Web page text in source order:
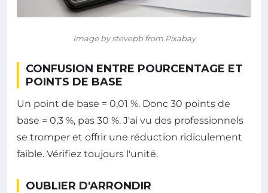
Image by stevepb from Pixabay
CONFUSION ENTRE POURCENTAGE ET
POINTS DE BASE
Un point de base = 0,01 %. Donc 30 points de
base = 0,3 %, pas 30 %. J'ai vu des professionnels
se tromper et offrir une réduction ridiculement
faible. Vérifiez toujours l'unité.
OUBLIER D'ARRONDIR